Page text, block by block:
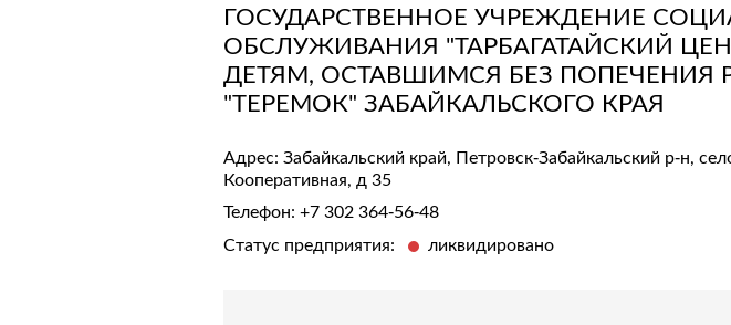
ГОСУДАРСТВЕННОЕ УЧРЕЖДЕНИЕ
ОБСЛУЖИВАНИЯ "ТАРБАГАТАЙСКИЙ
ДЕТЯМ, ОСТАВШИМСЯ БЕЗ ПОПЕЧЕНИЯ
"ТЕРЕМОК" ЗАБАЙКАЛЬСКОГО КРАЯ
Адрес: Забайкальский край, Петровск-Забайкальский р-н,
Кооперативная, д 35
Телефон: +7 302 364-56-48
Статус предприятия:
ликвидировано